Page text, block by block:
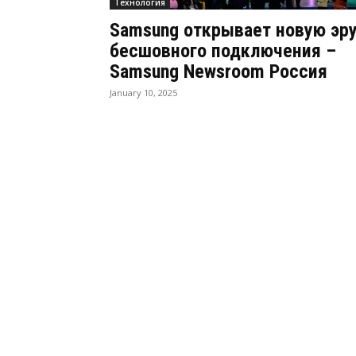
Технология
Samsung открывает новую
бесшовного подключения –
Samsung Newsroom Россия
January 10, 2025